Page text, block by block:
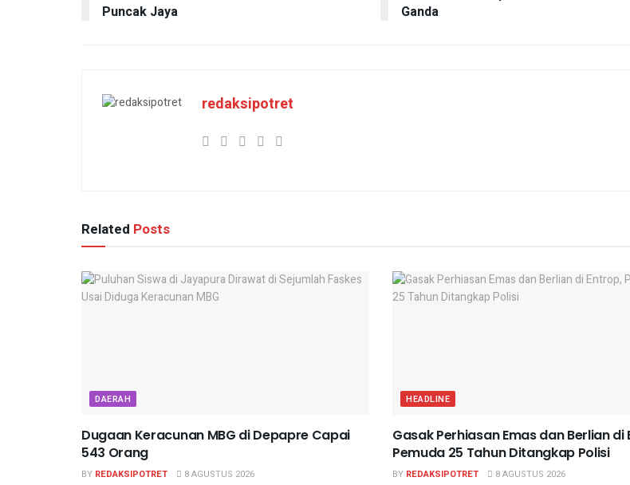
Puncak Jaya
Ganda
redaksipotret
Related Posts
DAERAH
Dugaan Keracunan MBG di Depapre Capai
543 Orang
BY REDAKSIPOTRET 8 AGUSTUS 2026
HEADLINE
Gasak Perhiasan Emas dan Berlian di
Pemuda 25 Tahun Ditangkap Polisi
BY REDAKSIPOTRET 8 AGUSTUS 2026